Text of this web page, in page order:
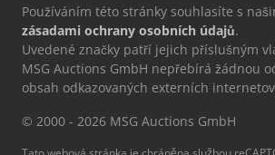
Používáním této stránky souhlasíte s
zásadami ochrany osobních údajů.
Uvedené značky patří jejich příslušným
MSG Auctions GmbH nepřebírá žádnou
obsah odkazovaných externích
© 2000 - 2026 MSG Auctions GmbH